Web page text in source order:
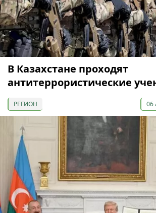
В Казахстане проходят
антитеррористические
РЕГИОН 06